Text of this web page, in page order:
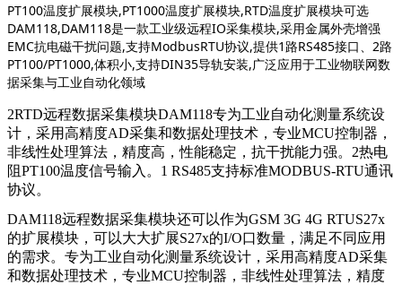
PT100温度扩展模块,PT1000温度扩展模块,RTD温度扩展模块可选
DAM118,DAM118是一款工业级远程IO采集模块,采用金属外壳增强
EMC抗电磁干扰问题,支持ModbusRTU协议,提供1路RS485接口、2路
PT100/PT1000,体积小,支持DIN35导轨安装,广泛应用于工业物联网数
据采集与工业自动化领域
2RTD远程数据采集模块DAM118专为工业自动化测量系统设
计，采用高精度AD采集和数据处理技术，专业MCU控制器，
非线性处理算法，精度高，性能稳定，抗干扰能力强。2热电
阻PT100温度信号输入。1 RS485支持标准MODBUS-RTU通讯
协议。
DAM118远程数据采集模块还可以作为GSM 3G 4G RTUS27x
的扩展模块，可以大大扩展S27x的I/O口数量，满足不同应用
的需求。专为工业自动化测量系统设计，采用高精度AD采集
和数据处理技术，专业MCU控制器，非线性处理算法，精度